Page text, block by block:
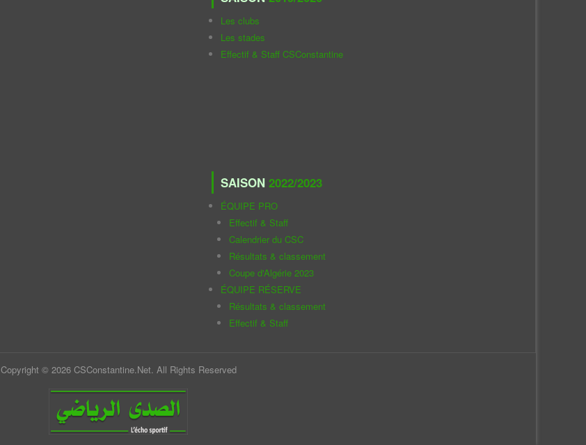
Les clubs
Les stades
Effectif & Staff CSConstantine
SAISON 2022/2023
ÉQUIPE PRO
Effectif & Staff
Calendrier du CSC
Résultats & classement
Coupe d'Algérie 2023
ÉQUIPE RÉSERVE
Résultats & classement
Effectif & Staff
Copyright © 2026 CSConstantine.Net. All Rights Reserved